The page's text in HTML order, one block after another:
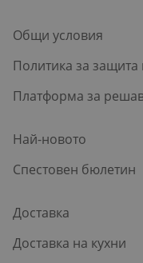
Общи условия
Политика за
Платформа за
Най-новото
Спестовен бюлетин
Доставка
Доставка на кухни